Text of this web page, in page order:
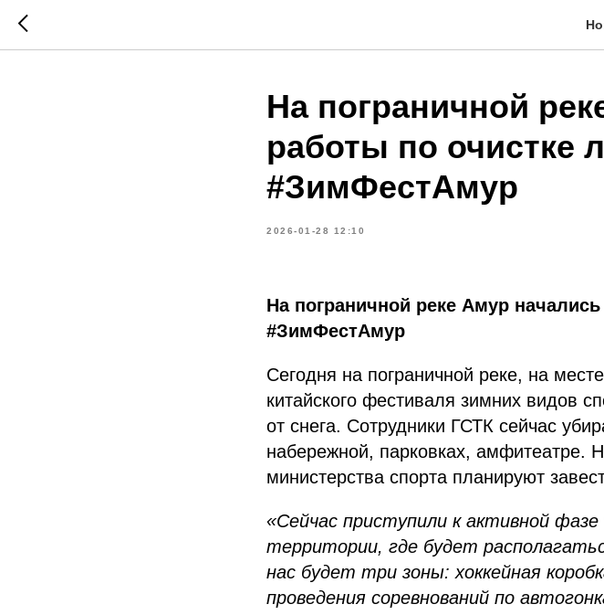
На пограничной
работы по очистке
#ЗимФестАмур
2026-01-28 12:10
На пограничной реке Амур
#ЗимФестАмур
Сегодня на пограничной реке, на
китайского фестиваля зимних видов
от снега. Сотрудники ГСТК сейчас
набережной, парковках, амфитеатре.
министерства спорта планируют
«Сейчас приступили к активной
территории, где будет
нас будет три зоны: хоккейная
проведения соревнований по